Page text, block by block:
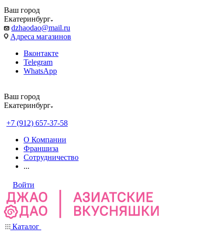
Ваш город
Екатеринбург
dzhaodao@mail.ru
Адреса магазинов
Вконтакте
Telegram
WhatsApp
Ваш город
Екатеринбург
+7 (912) 657-37-58
О Компании
Франшиза
Сотрудничество
...
Войти
Каталог